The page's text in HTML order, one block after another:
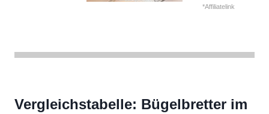
*Affiliatelink
Vergleichstabelle: Bügelbretter im